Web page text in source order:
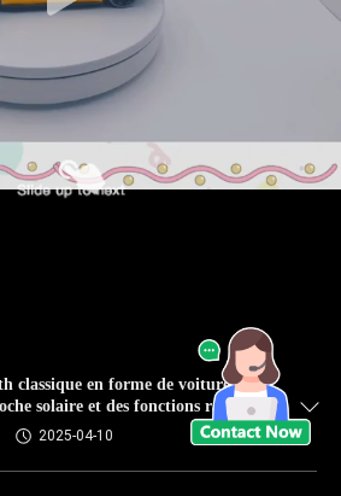
classique en forme de voiture
solaire et des fonctions radio
en plein air
2025-04-10